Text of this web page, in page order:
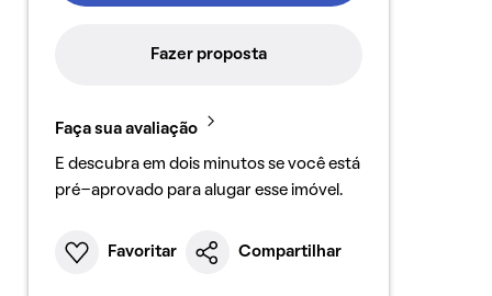
Fazer proposta
Faça sua avaliação
E descubra em dois minutos se você está
pré-aprovado para alugar esse imóvel.
Favoritar Compartilhar